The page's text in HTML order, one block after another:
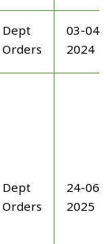
Dept
Orders
03-04-
2024
Dept
Orders
24-06-
2025